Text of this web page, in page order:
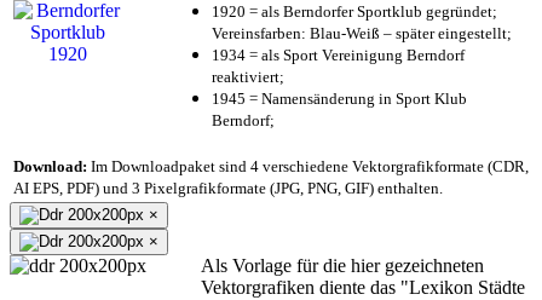
1920 = als Berndorfer Sportklub gegründet;
Vereinsfarben: Blau-Weiß – später eingestellt;
1934 = als Sport Vereinigung Berndorf
reaktiviert;
1945 = Namensänderung in Sport Klub
Berndorf;
Download: Im Downloadpaket sind 4 verschiedene Vektorgrafikformate (CDR,
AI EPS, PDF) und 3 Pixelgrafikformate (JPG, PNG, GIF) enthalten.
×
×
Als Vorlage für die hier gezeichneten
Vektorgrafiken diente das "Lexikon Städte